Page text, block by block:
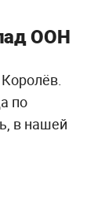
ООН
по
в нашей